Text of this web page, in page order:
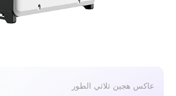
عاكس هجين ثلاثي الطور